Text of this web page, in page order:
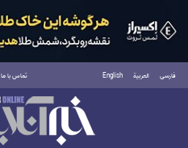
فارسی العربية English تماس با ما
پنجشنبه ۱۵ مرداد ۱۴۰۵